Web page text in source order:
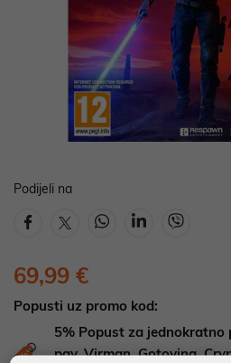
Podijeli na
69,99 €
Popusti uz promo kod:
5% Popust za jednokratno
pay, Virman, Gotovina,